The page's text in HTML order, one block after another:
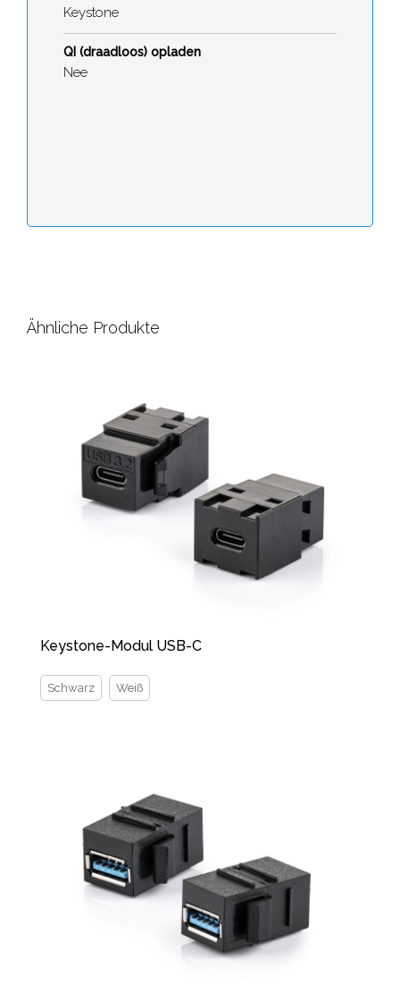
Keystone
QI (draadloos) opladen
Nee
Ähnliche Produkte
Keystone-Modul USB-C
Schwarz Weiß